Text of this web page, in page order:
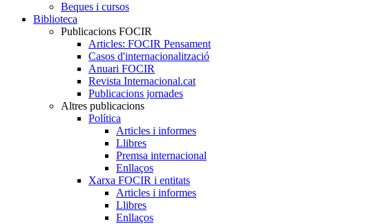
Beques i cursos
Biblioteca
Publicacions FOCIR
Articles: FOCIR Pensament
Casos d'internacionalització
Anuari FOCIR
Revista Internacional.cat
Publicacions jornades
Altres publicacions
Política
Articles i informes
Llibres
Premsa internacional
Enllaços
Xarxa FOCIR i entitats
Articles i informes
Llibres
Enllaços